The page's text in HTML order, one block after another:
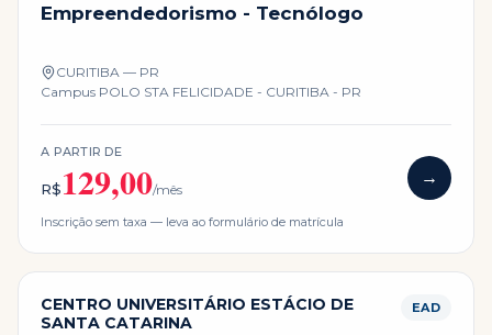
Empreendedorismo - Tecnólogo
CURITIBA — PR
Campus POLO STA FELICIDADE - CURITIBA - PR
A PARTIR DE
R$129,00/mês
→
Inscrição sem taxa — leva ao formulário de matrícula
CENTRO UNIVERSITÁRIO ESTÁCIO DE
SANTA CATARINA
EAD